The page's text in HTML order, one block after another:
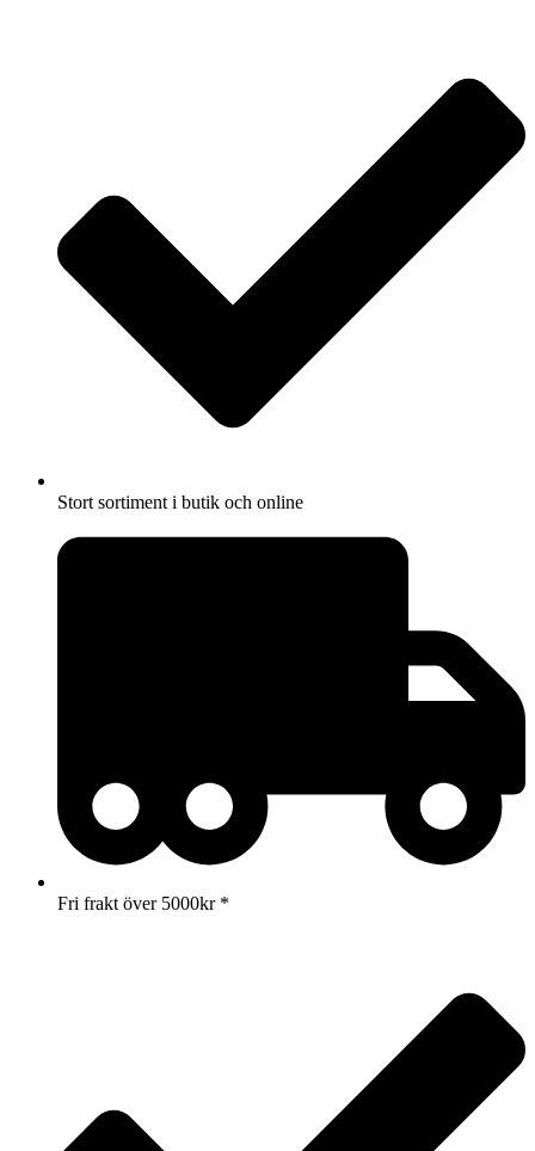
Stort sortiment i butik och online
Fri frakt över 5000kr *